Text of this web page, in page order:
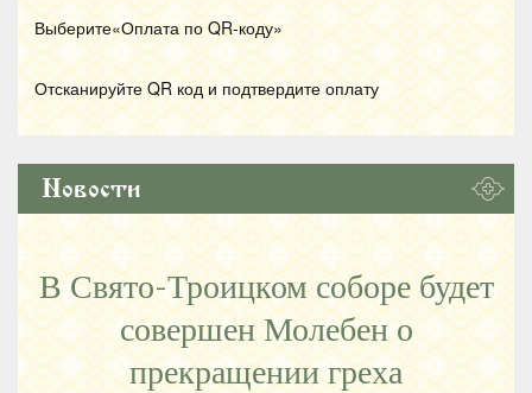
Выберите«Оплата по QR-коду»
Отсканируйте QR код и подтвердите оплату
Новости
В Свято-Троицком соборе будет
совершен Молебен о
прекращении греха